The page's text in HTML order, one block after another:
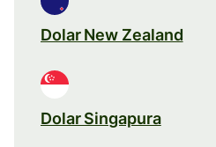
Dolar New Zealand
Dolar Singapura